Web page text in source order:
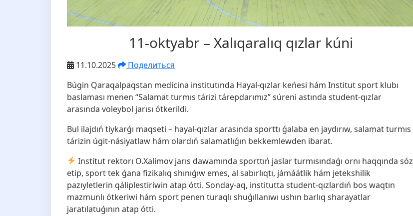
11-oktyabr – Xalıqaralıq qızlar kúni
11.10.2025
Поделиться
Búgin Qaraqalpaqstan medicina institutında Hayal-qızlar keńesi hám Institut sport klubı
baslaması menen “Salamat turmıs tárizi tárepdarımız” súreni astında student-qızlar
arasında voleybol jarısı ótkerildi.
Bul ilajdıń tiykarǵı maqseti – hayal-qızlar arasında sporttı ǵalaba en jaydırıw, salamat turmıs
tárizin úgit-násiyatlaw hám olardıń salamatlıǵın bekkemlewden ibarat.
Institut rektorı O.Xalimov jarıs dawamında sporttıń jaslar turmısındaǵı ornı haqqında sóz
etip, sport tek ǵana fizikalıq shınıǵıw emes, al sabırlıqtı, jámáátlik hám jetekshilik
pazıyletlerin qáliplestiriwin atap ótti. Sonday-aq, institutta student-qızlardıń bos waqtın
mazmunlı ótkeriwi hám sport penen turaqlı shuǵıllanıwı ushın barlıq sharayatlar
jaratılatuǵının atap ótti.